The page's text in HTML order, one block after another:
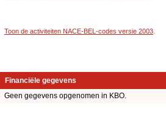
Toon de activiteiten NACE-BEL-codes versie 2003
Financiële gegevens
Geen gegevens opgenomen in KBO.